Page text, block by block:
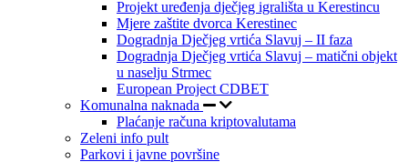
Projekt uređenja dječjeg igrališta u Kerestincu
Mjere zaštite dvorca Kerestinec
Dogradnja Dječjeg vrtića Slavuj – II faza
Dogradnja Dječjeg vrtića Slavuj – matični objekt
u naselju Strmec
European Project CDBET
Komunalna naknada
Plaćanje računa kriptovalutama
Zeleni info pult
Parkovi i javne površine